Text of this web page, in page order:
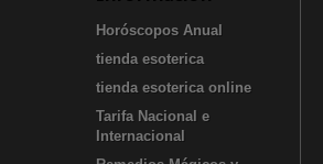
Horóscopos Anual
tienda esoterica
tienda esoterica online
Tarifa Nacional e
Internacional